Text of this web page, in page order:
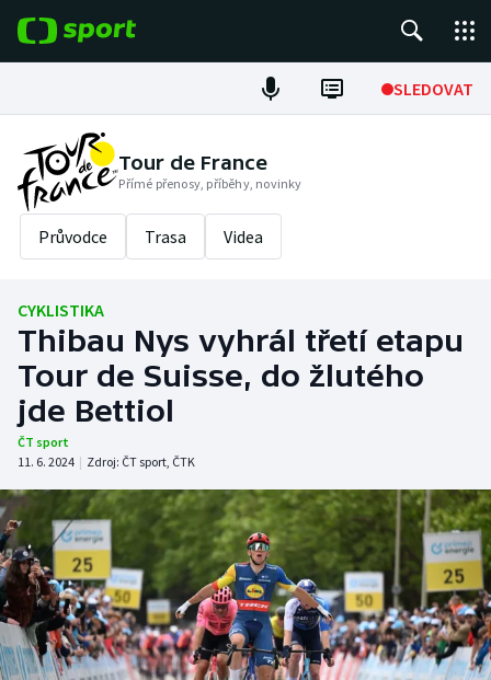
SLEDOVAT
Fotbal
Hokej
Tenis
Cyklistika
DALŠÍ SPORTY
Americký fotbal
Baseball a softbal
Basketbal
Biatlon
Boby a skeleton
NEPŘEHLÉDNĚTE
Soutěže
Historické návraty
Aplikace ČT sport
AZ kvíz
Tour de France
Přímé přenosy, příběhy, novinky
Průvodce Trasa Videa
CYKLISTIKA
Thibau Nys vyhrál třetí etapu
Tour de Suisse, do žlutého
jde Bettiol
ČT sport
11. 6. 2024 | Zdroj: ČT sport, ČTK